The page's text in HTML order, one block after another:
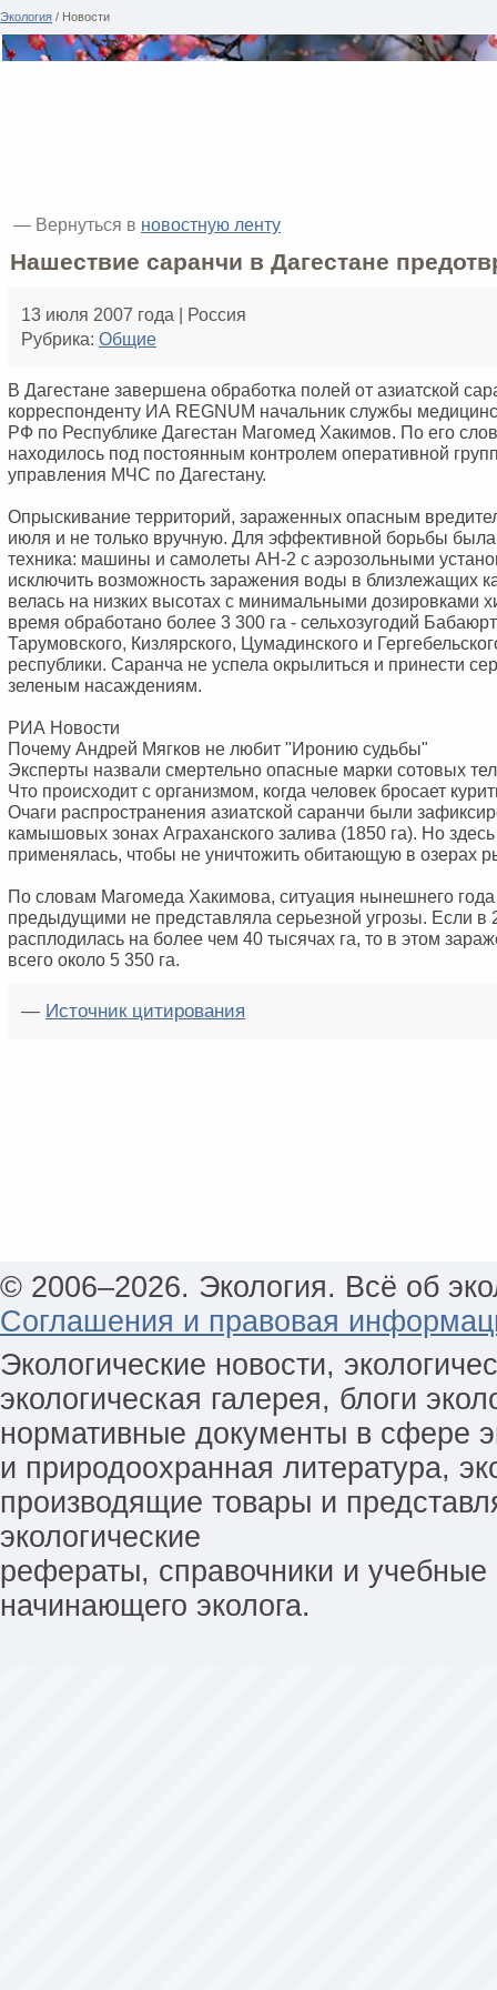
Экология / Новости
— Вернуться в новостную ленту
Нашествие саранчи в Дагестане
13 июля 2007 года | Россия
Рубрика: Общие
В Дагестане завершена обработка полей от азиатской
корреспонденту ИА REGNUM начальник службы
РФ по Республике Дагестан Магомед Хакимов. По его
находилось под постоянным контролем оперативной
управления МЧС по Дагестану.
Опрыскивание территорий, зараженных опасным
июля и не только вручную. Для эффективной борьбы
техника: машины и самолеты АН-2 с аэрозольными
исключить возможность заражения воды в близлежащих
велась на низких высотах с минимальными дозировками
время обработано более 3 300 га - сельхозугодий
Тарумовского, Кизлярского, Цумадинского и
республики. Саранча не успела окрылиться и принести
зеленым насаждениям.
РИА Новости
Почему Андрей Мягков не любит "Иронию судьбы"
Эксперты назвали смертельно опасные марки сотовых
Что происходит с организмом, когда человек бросает
Очаги распространения азиатской саранчи были
камышовых зонах Аграханского залива (1850 га). Но
применялась, чтобы не уничтожить обитающую в озерах
По словам Магомеда Хакимова, ситуация нынешнего
предыдущими не представляла серьезной угрозы. Если в
расплодилась на более чем 40 тысячах га, то в этом
всего около 5 350 га.
— Источник цитирования
© 2006–2026. Экология. Всё об
Соглашения и правовая
Экологические новости,
экологическая галерея, блоги
нормативные документы в сфере
и природоохранная литература,
производящие товары и
экологические
рефераты, справочники и
начинающего эколога.